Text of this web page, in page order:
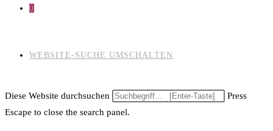
0
WEBSITE-SUCHE UMSCHALTEN
Diese Website durchsuchen
Press
Escape to close the search panel.